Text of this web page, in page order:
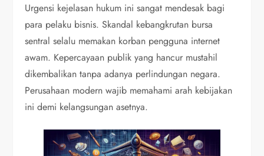
Urgensi kejelasan hukum ini sangat mendesak bagi
para pelaku bisnis. Skandal kebangkrutan bursa
sentral selalu memakan korban pengguna internet
awam. Kepercayaan publik yang hancur mustahil
dikembalikan tanpa adanya perlindungan negara.
Perusahaan modern wajib memahami arah kebijakan
ini demi kelangsungan asetnya.